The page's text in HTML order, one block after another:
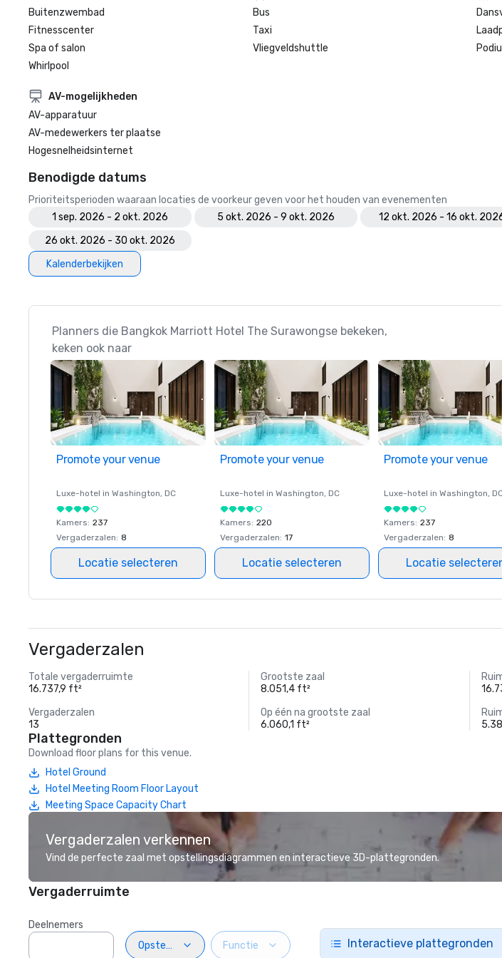
Buitenzwembad
Fitnesscenter
Spa of salon
Whirlpool
Bus
Taxi
Vliegveldshuttle
AV-mogelijkheden
AV-apparatuur
AV-medewerkers ter plaatse
Hogesnelheidsinternet
Benodigde datums
Prioriteitsperioden waaraan locaties de voorkeur geven voor het houden van evenementen
1 sep. 2026 - 2 okt. 2026
5 okt. 2026 - 9 okt. 2026 12 okt. 2026 - 16 okt.
26 okt. 2026 - 30 okt. 2026
Kalenderbekijken
Planners die Bangkok Marriott Hotel The Surawongse bekeken,
keken ook naar
Promote your venue
Luxe-hotel in Washington, DC
Kamers: 237
Vergaderzalen: 8
Locatie selecteren
Promote your venue
Luxe-hotel in Washington, DC
Kamers: 220
Vergaderzalen: 17
Locatie selecteren
Promote your venue
Luxe-hotel in Washington,
Kamers: 237
Vergaderzalen: 8
Locatie
Vergaderzalen
Totale vergaderruimte
16.737,9 ft²
Grootste zaal
8.051,4 ft²
Vergaderzalen
13
Op één na grootste zaal
6.060,1 ft²
Plattegronden
Download floor plans for this venue.
Hotel Ground
Hotel Meeting Room Floor Layout
Meeting Space Capacity Chart
Vergaderzalen verkennen
Vind de perfecte zaal met opstellingsdiagrammen en interactieve 3D-plattegronden.
Vergaderruimte
Deelnemers
Opstelling
Functie Interactieve plattegronden